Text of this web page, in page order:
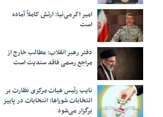
امیر اکرمی‌نیا: ارتش کاملاً آماده
است
دفتر رهبر انقلاب: مطالب خارج از
مراجع رسمی فاقد سندیت است
نایب رئیس هیات مرکزی نظارت بر
انتخابات شوراها: انتخابات در پاییز
برگزار می‌شود